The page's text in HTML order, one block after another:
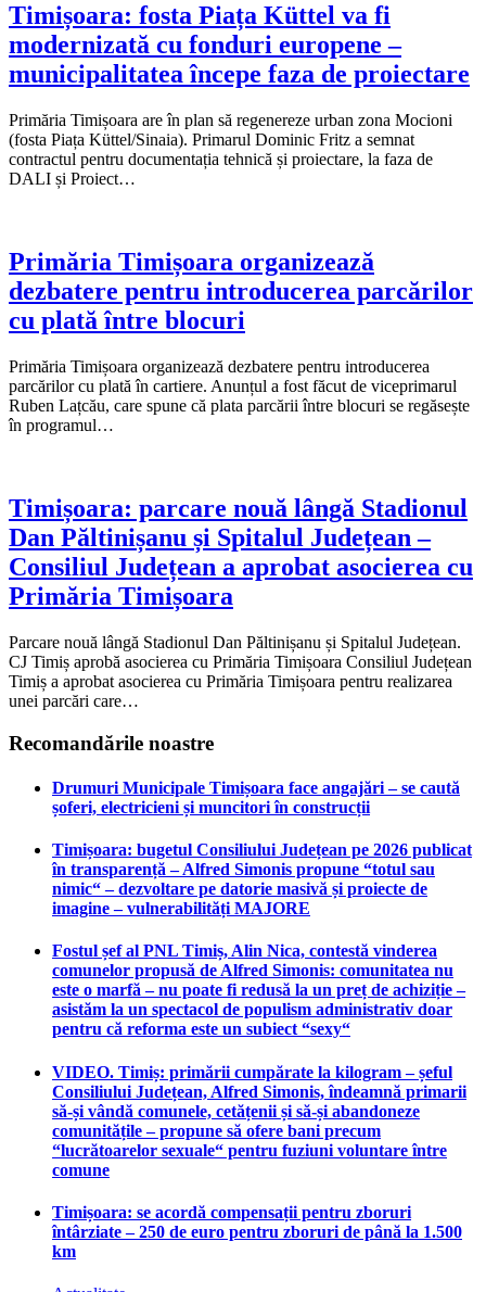
Timișoara: fosta Piața Küttel va fi
modernizată cu fonduri europene –
municipalitatea începe faza de proiectare
Primăria Timișoara are în plan să regenereze urban zona Mocioni
(fosta Piața Küttel/Sinaia). Primarul Dominic Fritz a semnat
contractul pentru documentația tehnică și proiectare, la faza de
DALI și Proiect…
Primăria Timișoara organizează
dezbatere pentru introducerea parcărilor
cu plată între blocuri
Primăria Timișoara organizează dezbatere pentru introducerea
parcărilor cu plată în cartiere. Anunțul a fost făcut de viceprimarul
Ruben Lațcău, care spune că plata parcării între blocuri se regăsește
în programul…
Timișoara: parcare nouă lângă Stadionul
Dan Păltinișanu și Spitalul Județean –
Consiliul Județean a aprobat asocierea cu
Primăria Timișoara
Parcare nouă lângă Stadionul Dan Păltinișanu și Spitalul Județean.
CJ Timiș aprobă asocierea cu Primăria Timișoara Consiliul Județean
Timiș a aprobat asocierea cu Primăria Timișoara pentru realizarea
unei parcări care…
Recomandările noastre
Drumuri Municipale Timișoara face angajări – se caută
șoferi, electricieni și muncitori în construcții
Timișoara: bugetul Consiliului Județean pe 2026 publicat
în transparență – Alfred Simonis propune “totul sau
nimic“ – dezvoltare pe datorie masivă și proiecte de
imagine – vulnerabilități MAJORE
Fostul șef al PNL Timiș, Alin Nica, contestă vinderea
comunelor propusă de Alfred Simonis: comunitatea nu
este o marfă – nu poate fi redusă la un preț de achiziție –
asistăm la un spectacol de populism administrativ doar
pentru că reforma este un subiect “sexy“
VIDEO. Timiș: primării cumpărate la kilogram – șeful
Consiliului Județean, Alfred Simonis, îndeamnă primarii
să-și vândă comunele, cetățenii și să-și abandoneze
comunitățile – propune să ofere bani precum
“lucrătoarelor sexuale“ pentru fuziuni voluntare între
comune
Timișoara: se acordă compensații pentru zboruri
întârziate – 250 de euro pentru zboruri de până la 1.500
km